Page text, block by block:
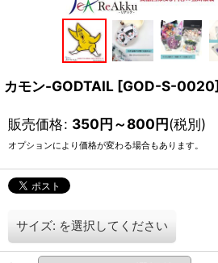
カモン-GODTAIL [GOD-S-0020]
販売価格: 350円～800円(税別)
オプションにより価格が変わる場合もあります。
サイズ: を選択してください